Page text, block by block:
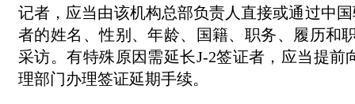
记者，应当由该机构总部负责人直接或通过中
者的姓名、性别、年龄、国籍、职务、履历和
采访。有特殊原因需延长J-2签证者，应当提前
理部门办理签证延期手续。